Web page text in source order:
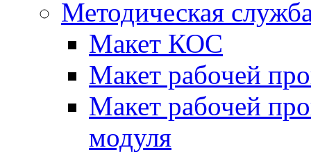
Методическая
Макет КОС
Макет рабочей
Макет рабочей
модуля